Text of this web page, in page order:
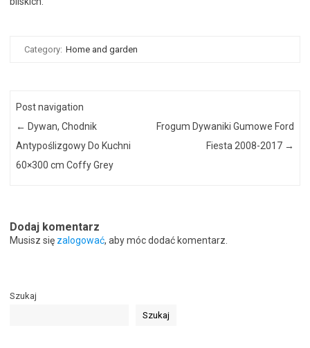
Category: Home and garden
Post navigation
← Dywan, Chodnik
Antypoślizgowy Do Kuchni
60×300 cm Coffy Grey
Frogum Dywaniki Gumowe Ford
Fiesta 2008-2017 →
Dodaj komentarz
Musisz się zalogować, aby móc dodać komentarz.
Szukaj
Szukaj